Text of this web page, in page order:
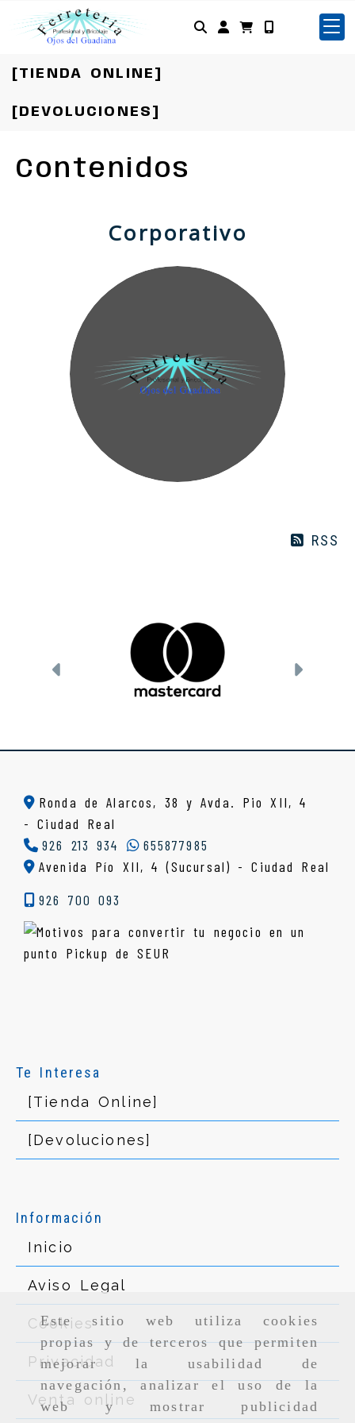
Este sitio web utiliza cookies
propias y de terceros que permiten
mejorar la usabilidad de
navegación, analizar el uso de la
web y mostrar publicidad
Identifícate
[TIENDA ONLINE]
[DEVOLUCIONES]
Contenidos
Corporativo
RSS
Ronda de Alarcos, 38 y Avda. Pio XII, 4
-Ciudad Real
926 213 934
655877985
Avenida Pío XII, 4 (Sucursal) - Ciudad Real
926 700 093
Te Interesa
[Tienda Online]
[Devoluciones]
Información
Inicio
Aviso Legal
Cookies
Privacidad
Venta online